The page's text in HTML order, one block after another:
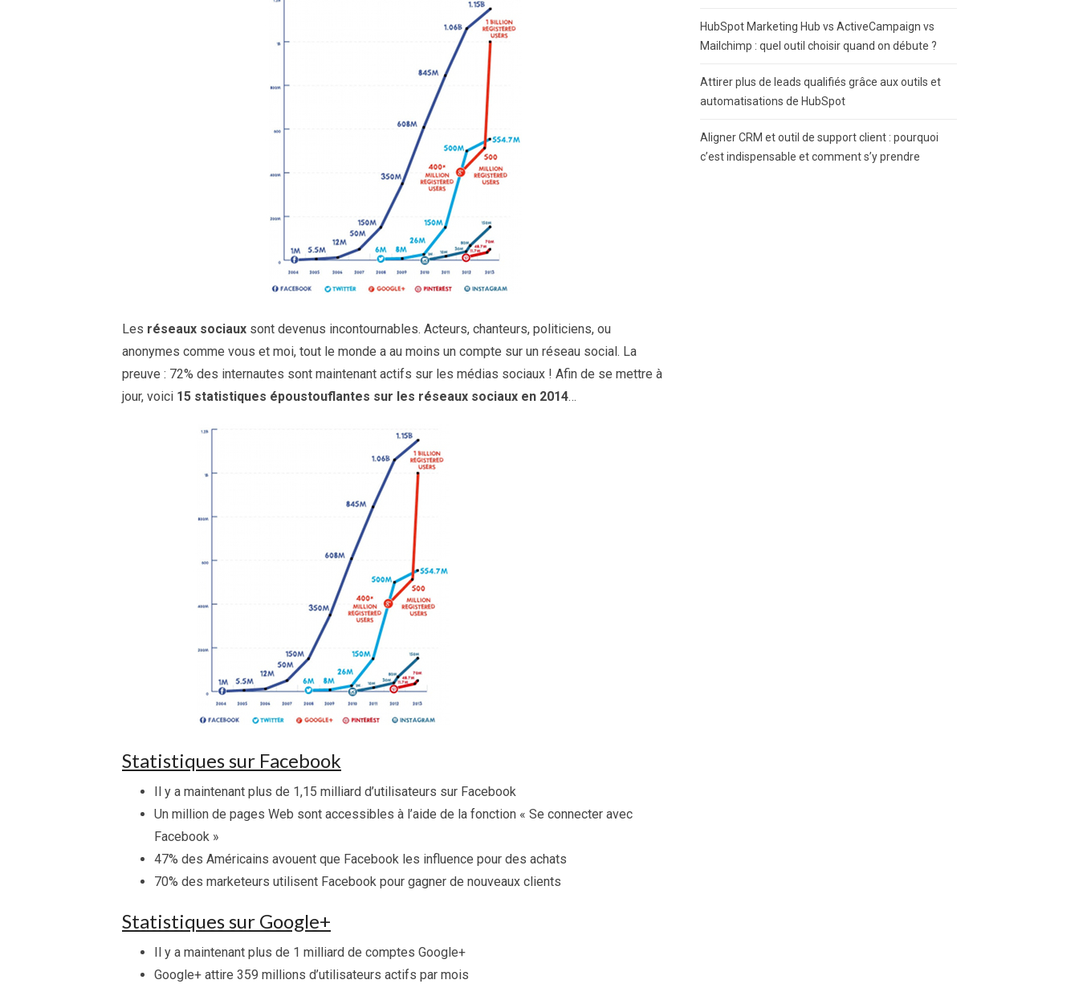
Les réseaux sociaux sont devenus incontournables. Acteurs, chanteurs, politiciens, ou
anonymes comme vous et moi, tout le monde a au moins un compte sur un réseau social. La
preuve : 72% des internautes sont maintenant actifs sur les médias sociaux ! Afin de se mettre à
jour, voici 15 statistiques époustouflantes sur les réseaux sociaux en 2014…
Statistiques sur Facebook
Il y a maintenant plus de 1,15 milliard d’utilisateurs sur Facebook
Un million de pages Web sont accessibles à l’aide de la fonction « Se connecter avec
Facebook »
47% des Américains avouent que Facebook les influence pour des achats
70% des marketeurs utilisent Facebook pour gagner de nouveaux clients
Statistiques sur Google+
Il y a maintenant plus de 1 milliard de comptes Google+
Google+ attire 359 millions d’utilisateurs actifs par mois
HubSpot Marketing Hub vs ActiveCampaign vs
Mailchimp : quel outil choisir quand on débute ?
Attirer plus de leads qualifiés grâce aux outils et
automatisations de HubSpot
Aligner CRM et outil de support client : pourquoi
c’est indispensable et comment s’y prendre